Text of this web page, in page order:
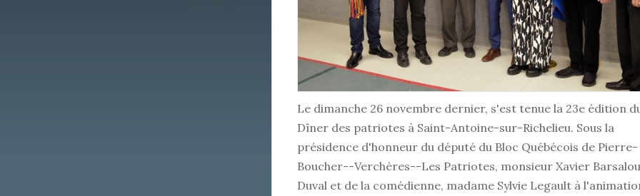
Le dimanche 26 novembre dernier, s'est tenue la 23e édition
Dîner des patriotes à Saint-Antoine-sur-Richelieu. Sous la
présidence d'honneur du député du Bloc Québécois de Pierre-
Boucher--Verchères--Les Patriotes, monsieur Xavier
Duval et de la comédienne, madame Sylvie Legault à